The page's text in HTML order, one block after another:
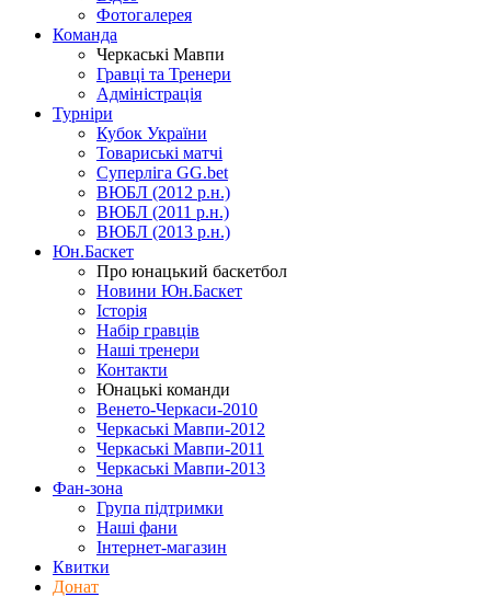
Фотогалерея
Команда
Черкаські Мавпи
Гравці та Тренери
Адміністрація
Турніри
Кубок України
Товариські матчі
Суперліга GG.bet
ВЮБЛ (2012 р.н.)
ВЮБЛ (2011 р.н.)
ВЮБЛ (2013 р.н.)
Юн.Баскет
Про юнацький баскетбол
Новини Юн.Баскет
Історія
Набір гравців
Наші тренери
Контакти
Юнацькі команди
Венето-Черкаси-2010
Черкаські Мавпи-2012
Черкаські Мавпи-2011
Черкаські Мавпи-2013
Фан-зона
Група підтримки
Наші фани
Інтернет-магазин
Квитки
Донат